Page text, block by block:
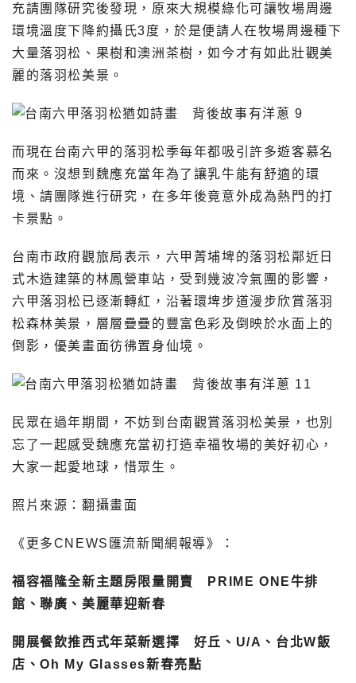
充請團隊研究後發現，原來大規模綠化可讓牧場周邊
環境溫度下降約攝氏3度，於是便請人在牧場周邊種下
大量落羽松、果樹和澳洲茶樹，如今才有如此壯觀美
麗的落羽松美景。
而現在台南六甲的落羽松季每年都吸引許多遊客慕名
而來。沒想到魏應充當年為了讓乳牛能有舒適的環
境、請團隊進行研究，在多年後竟意外成為熱門的打
卡景點。
台南市政府觀旅局表示，六甲菁埔埤的落羽松鄰近日
式木造建築的林鳳營車站，受到幾波冷氣團的影響，
六甲落羽松已逐漸轉紅，沿著環埤步道漫步欣賞落羽
松森林美景，層層疊疊的豐富色彩及倒映於水面上的
倒影，優美畫面彷彿置身仙境。
民眾在過年期間，不妨到台南觀賞落羽松美景，也別
忘了一起感受魏應充當初打造幸福牧場的美好初心，
大家一起愛地球，惜眾生。
照片來源：翻攝畫面
《更多CNEWS匯流新聞網報導》：
福容福隆全新主題房限量開賣 PRIME ONE牛排
館、聯廣、美麗華迎新春
開展餐飲推西式年菜新選擇 好丘、U/A、台北W飯
店、Oh My Glasses新春亮點